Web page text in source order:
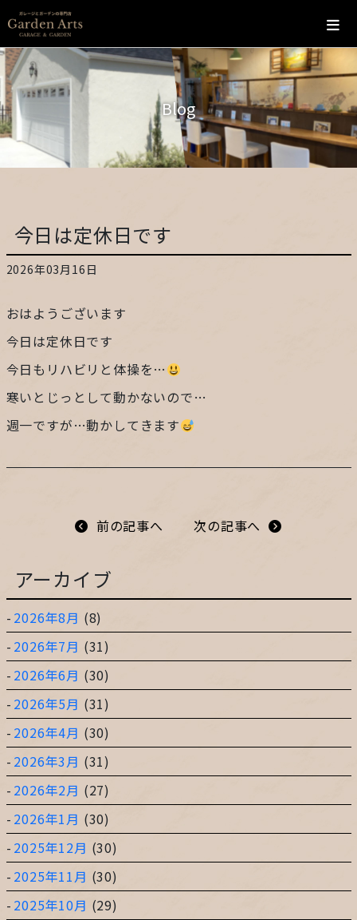
ホーム
会社概要
こだわり
施工実績
お問い合わせ
サイトマップ
Blog
今日は定休日です
2026年03月16日
おはようございます
今日は定休日です
今日もリハビリと体操を…
寒いとじっとして動かないので…
週一ですが…動かしてきます
前の記事へ 次の記事へ
アーカイブ
2026年8月 (8)
2026年7月 (31)
2026年6月 (30)
2026年5月 (31)
2026年4月 (30)
2026年3月 (31)
2026年2月 (27)
2026年1月 (30)
2025年12月 (30)
2025年11月 (30)
2025年10月 (29)